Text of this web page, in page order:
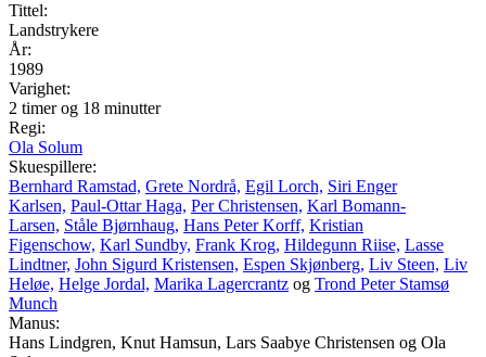
Tittel:
Landstrykere
År:
1989
Varighet:
2 timer og 18 minutter
Regi:
Ola Solum
Skuespillere:
Bernhard Ramstad, Grete Nordrå, Egil Lorch, Siri Enger
Karlsen, Paul-Ottar Haga, Per Christensen, Karl Bomann-
Larsen, Ståle Bjørnhaug, Hans Peter Korff, Kristian
Figenschow, Karl Sundby, Frank Krog, Hildegunn Riise, Lasse
Lindtner, John Sigurd Kristensen, Espen Skjønberg, Liv Steen, Liv
Heløe, Helge Jordal, Marika Lagercrantz og Trond Peter Stamsø
Munch
Manus:
Hans Lindgren, Knut Hamsun, Lars Saabye Christensen og Ola